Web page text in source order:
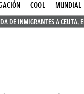
COOL
MUNDIAL
DE INMIGRANTES A CEUTA,